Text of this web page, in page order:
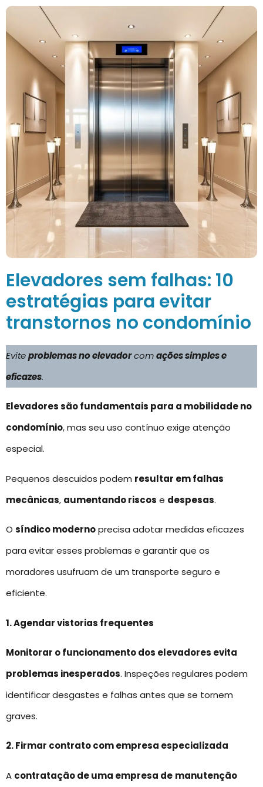
Elevadores sem falhas: 10
estratégias para evitar
transtornos no condomínio
Eviteproblemas no elevadorcomações simples e
eficazes.
Elevadores são fundamentais para a mobilidade no
condomínio, mas seu uso contínuo exige atenção
especial.
Pequenos descuidos podem resultar em falhas
mecânicas, aumentando riscos e despesas.
O síndico modernoprecisa adotar medidas eficazes
para evitar esses problemas e garantir que os
moradores usufruam de um transporte seguro e
eficiente.
1. Agendar vistorias frequentes
Monitorar o funcionamento dos elevadores evita
problemas inesperados. Inspeções regulares podem
identificar desgastes e falhas antes que se tornem
graves.
2. Firmar contrato com empresa especializada
A contratação de uma empresa de manutenção